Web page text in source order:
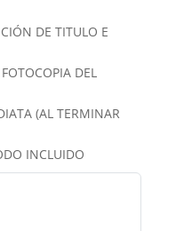
DE TITULO E
DEL
(AL TERMINAR
INCLUIDO